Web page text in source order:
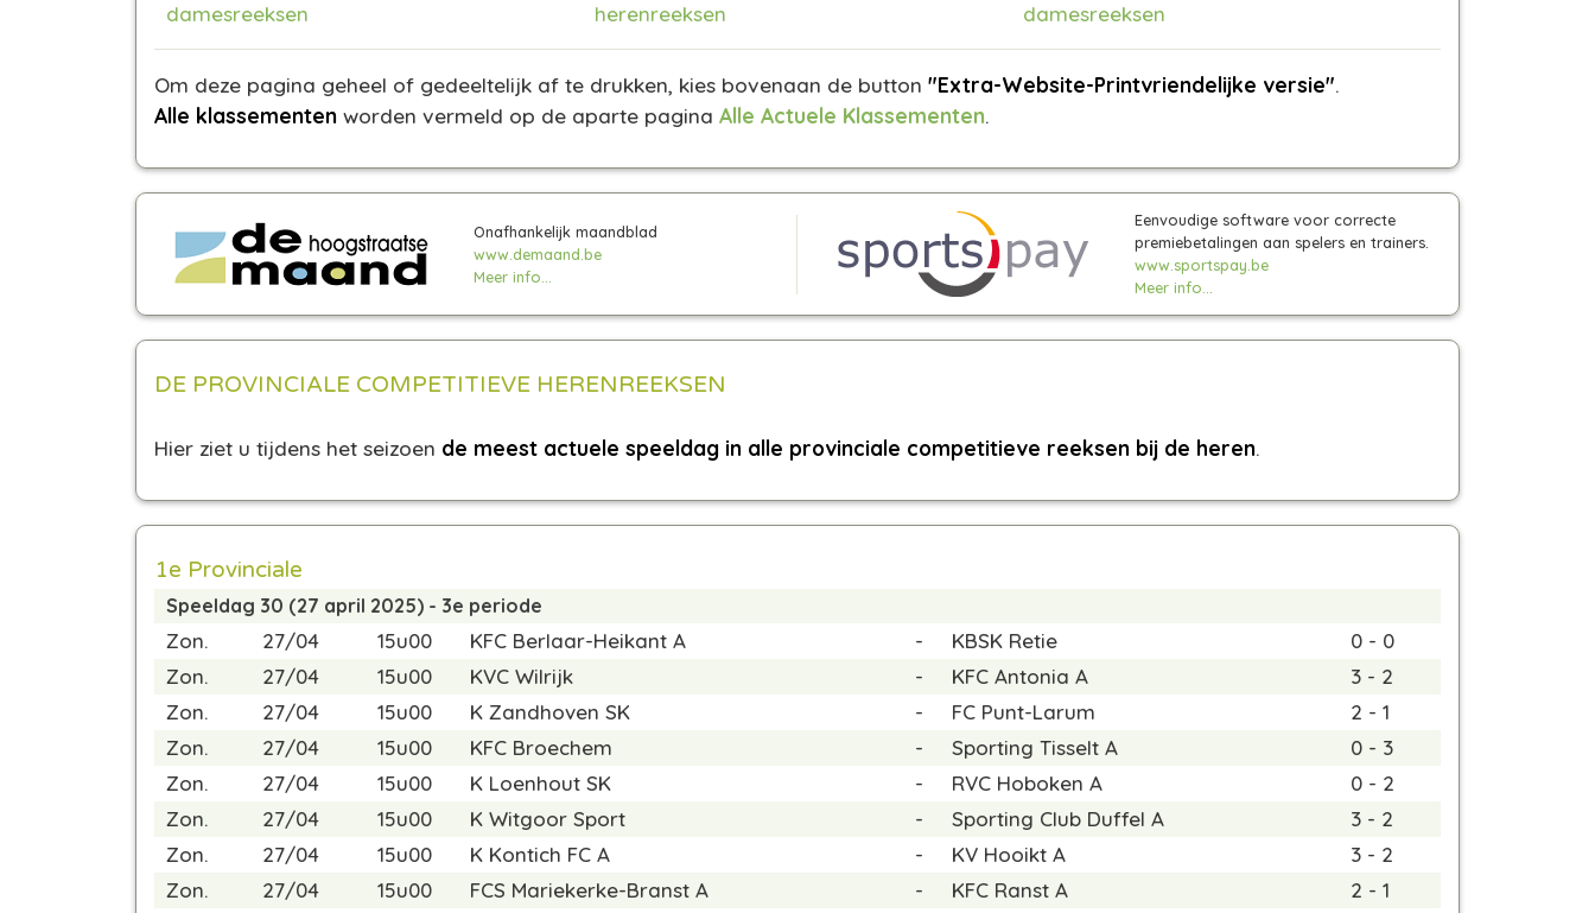
damesreeksen
herenreeksen
damesreeksen
Om deze pagina geheel of gedeeltelijk af te drukken, kies bovenaan de button "Extra-Website-Printvriendelijke versie".
Alle klassementen worden vermeld op de aparte pagina Alle Actuele Klassementen.
Onafhankelijk maandblad
www.demaand.be
Meer info...
Eenvoudige software voor correcte
premiebetalingen aan spelers en trainers.
www.sportspay.be
Meer info...
DE PROVINCIALE COMPETITIEVE HERENREEKSEN
Hier ziet u tijdens het seizoen de meest actuele speeldag in alle provinciale competitieve reeksen bij de heren.
1e Provinciale
Speeldag 30 (27 april 2025) - 3e periode
Zon. 27/04 15u00 KFC Berlaar-Heikant A - KBSK Retie
0 - 0
Zon.
27/04 15u00 KVC Wilrijk - KFC Antonia A
3 - 2
Zon.
27/04 15u00 K Zandhoven SK - FC Punt-Larum
2 - 1
Zon.
27/04 15u00 KFC Broechem - Sporting Tisselt A
0 - 3
Zon.
27/04 15u00 K Loenhout SK - RVC Hoboken A
0 - 2
Zon.
27/04 15u00 K Witgoor Sport - Sporting Club Duffel A
3 - 2
Zon.
27/04 15u00 K Kontich FC A - KV Hooikt A
3 - 2
Zon.
27/04 15u00 FCS Mariekerke-Branst A - KFC Ranst A 2 - 1